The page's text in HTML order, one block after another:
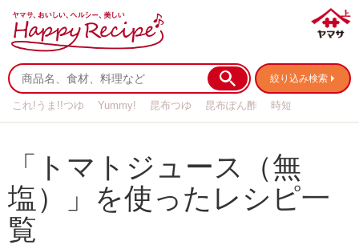
絞り込み検索
これ!うま!!つゆ Yummy! 昆布つゆ 昆布ぽん酢
時短
「トマトジュース（無
塩）」を使ったレシピ一
覧